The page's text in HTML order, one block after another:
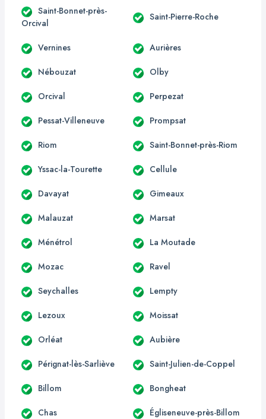
Saint-Bonnet-près-
Orcival
Saint-Pierre-Roche
Vernines Aurières
Nébouzat Olby
Orcival Perpezat
Pessat-Villeneuve Prompsat
Riom Saint-Bonnet-près-Riom
Yssac-la-Tourette Cellule
Davayat Gimeaux
Malauzat Marsat
Ménétrol La Moutade
Mozac Ravel
Seychalles Lempty
Lezoux Moissat
Orléat Aubière
Pérignat-lès-Sarliève Saint-Julien-de-Coppel
Billom Bongheat
Chas Égliseneuve-près-Billom